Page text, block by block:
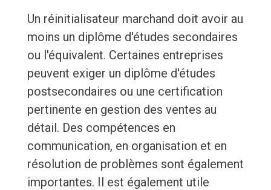
Un réinitialisateur marchand doit avoir au
moins un diplôme d'études secondaires
ou l'équivalent. Certaines entreprises
peuvent exiger un diplôme d'études
postsecondaires ou une certification
pertinente en gestion des ventes au
détail. Des compétences en
communication, en organisation et en
résolution de problèmes sont également
importantes. Il est également utile